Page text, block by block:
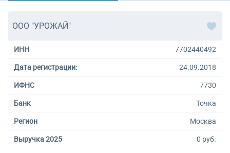
ООО "УРОЖАЙ"
ИНН 7702440492
Дата регистрации: 24.09.2018
ИФНС 7730
Банк Точка
Регион Москва
Выручка 2025 0 руб.